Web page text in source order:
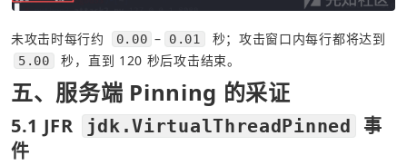
未攻击时每行约 0.00 – 0.01 秒；攻击窗口内每行都将达到
5.00 秒，直到 120 秒后攻击结束。
五、服务端 Pinning 的采证
5.1 JFR jdk.VirtualThreadPinned
事
件